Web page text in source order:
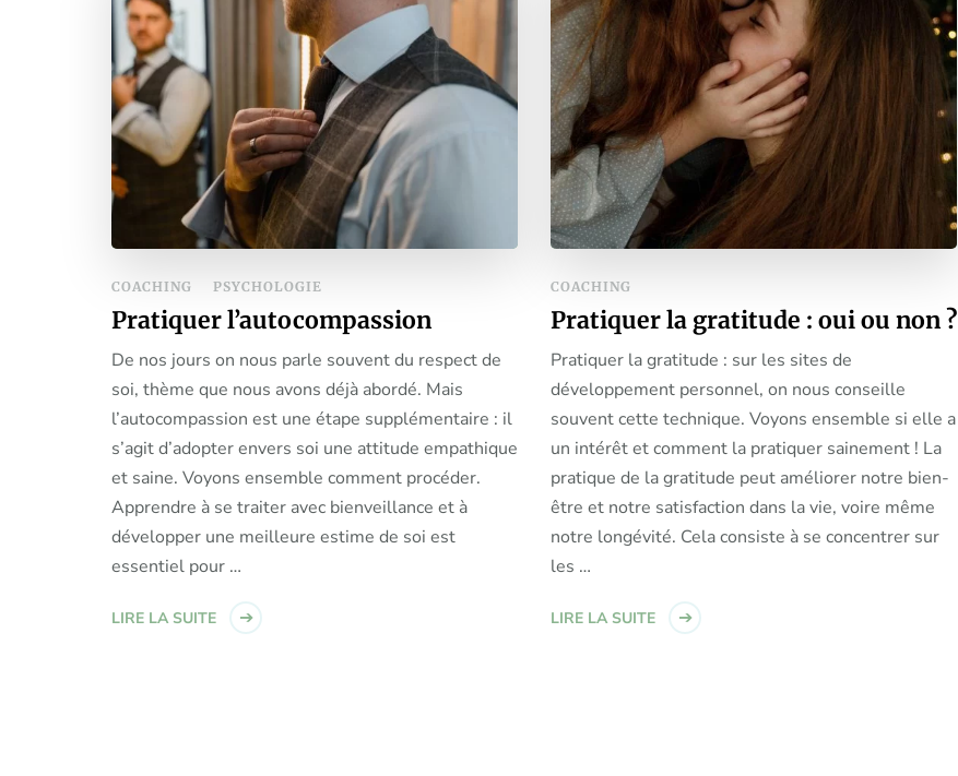
COACHING PSYCHOLOGIE
Pratiquer l’autocompassion
De nos jours on nous parle souvent du respect de
soi, thème que nous avons déjà abordé. Mais
l’autocompassion est une étape supplémentaire : il
s’agit d’adopter envers soi une attitude empathique
et saine. Voyons ensemble comment procéder.
Apprendre à se traiter avec bienveillance et à
développer une meilleure estime de soi est
essentiel pour …
LIRE LA SUITE
COACHING
Pratiquer la gratitude : oui ou non ?
Pratiquer la gratitude : sur les sites de
développement personnel, on nous conseille
souvent cette technique. Voyons ensemble si elle a
un intérêt et comment la pratiquer sainement ! La
pratique de la gratitude peut améliorer notre bien-
être et notre satisfaction dans la vie, voire même
notre longévité. Cela consiste à se concentrer sur
les …
LIRE LA SUITE